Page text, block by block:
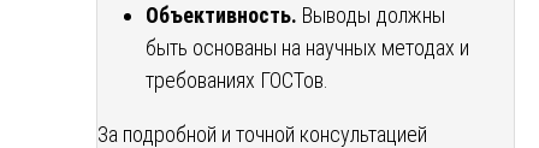
Объективность. Выводы должны
быть основаны на научных методах и
требованиях ГОСТов.
За подробной и точной консультацией